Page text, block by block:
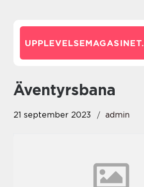
UPPLEVELSEMAGASINET.
äventyrsbana
21 september 2023 admin